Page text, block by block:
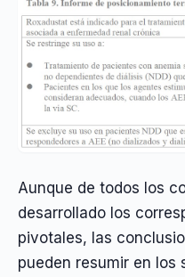
Aunque de todos los
desarrollado los
pivotales, las
pueden resumir en los